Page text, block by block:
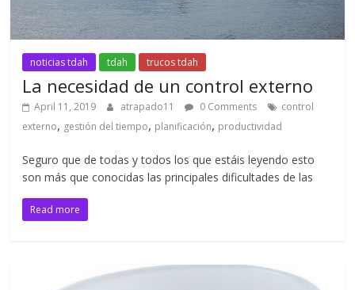
noticias tdah tdah trucos tdah
La necesidad de un control externo
April 11, 2019 atrapado11 0 Comments
control
externo, gestión del tiempo, planificación, productividad
Seguro que de todas y todos los que estáis leyendo esto
son más que conocidas las principales dificultades de las
Read more